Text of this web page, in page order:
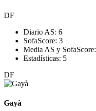
DF
Diario AS: 6
SofaScore: 3
Media AS y SofaScore:
Estadísticas: 5
DF
Gayà